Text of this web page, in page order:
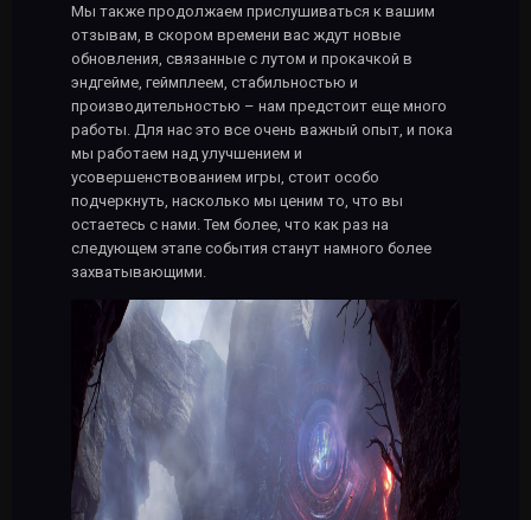
Мы также продолжаем прислушиваться к вашим
отзывам, в скором времени вас ждут новые
обновления, связанные с лутом и прокачкой в
эндгейме, геймплеем, стабильностью и
производительностью – нам предстоит еще много
работы. Для нас это все очень важный опыт, и пока
мы работаем над улучшением и
усовершенствованием игры, стоит особо
подчеркнуть, насколько мы ценим то, что вы
остаетесь с нами. Тем более, что как раз на
следующем этапе события станут намного более
захватывающими.